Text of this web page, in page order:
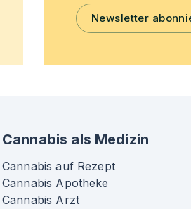
Newsletter
Cannabis als Medizin
Cannabis auf Rezept
Cannabis Apotheke
Cannabis Arzt